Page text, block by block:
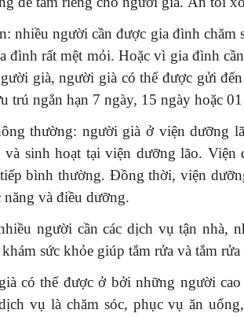
nhiều người cần được gia đình chăm
đình rất mệt mỏi. Hoặc vì gia đình
già, người già có thể được gửi
trú ngắn hạn 7 ngày, 15 ngày hoặc
thường: người già ở viện dưỡng
sinh hoạt tại viện dưỡng lão. Viện
bình thường. Đồng thời, viện
và điều dưỡng.
người cần các dịch vụ tận nhà,
sức khỏe giúp tắm rửa và tắm
có thể được ở bởi những người
vụ là chăm sóc, phục vụ ăn